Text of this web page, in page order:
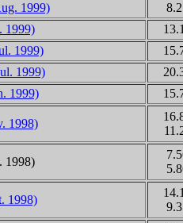
1999)
1999)
1999)
1999)
1999)
1998)
1998)
1998)